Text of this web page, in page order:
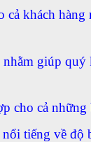
khách
giúp
cho cả
tiếng về